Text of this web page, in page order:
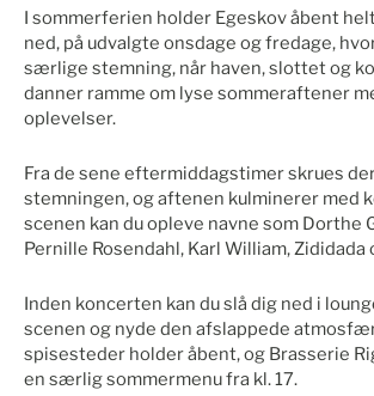
I sommerferien holder Egeskov åbent
ned, på udvalgte onsdage og fredage,
særlige stemning, når haven, slottet og
danner ramme om lyse sommeraftener
oplevelser.
Fra de sene eftermiddagstimer skrues
stemningen, og aftenen kulminerer med
scenen kan du opleve navne som Dorthe
Pernille Rosendahl, Karl William,
Inden koncerten kan du slå dig ned i
scenen og nyde den afslappede
spisesteder holder åbent, og Brasserie
en særlig sommermenu fra kl. 17.